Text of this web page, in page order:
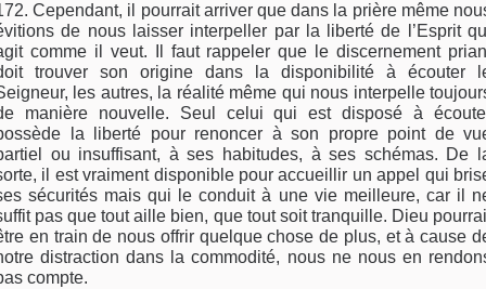
Cependant, il pourrait arriver que dans la prière même
de nous laisser interpeller par la liberté de l’Esprit
comme il veut. Il faut rappeler que le discernement
trouver son origine dans la disponibilité à écouter
les autres, la réalité même qui nous interpelle
manière nouvelle. Seul celui qui est disposé à
la liberté pour renoncer à son propre point de
ou insuffisant, à ses habitudes, à ses schémas. De
il est vraiment disponible pour accueillir un appel qui
sécurités mais qui le conduit à une vie meilleure, car il
pas que tout aille bien, que tout soit tranquille. Dieu
en train de nous offrir quelque chose de plus, et à cause
distraction dans la commodité, nous ne nous en
compte.